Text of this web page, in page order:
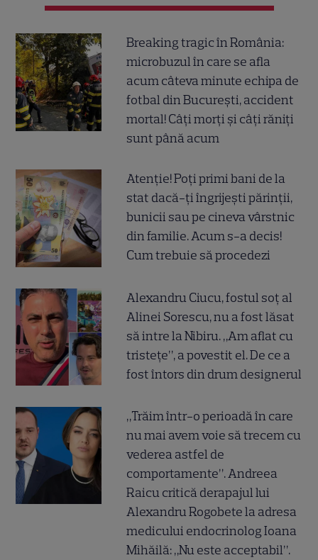
Breaking tragic în România:
microbuzul în care se afla
acum câteva minute echipa de
fotbal din București, accident
mortal! Câți morți și câți răniți
sunt până acum
Atenție! Poți primi bani de la
stat dacă-ți îngrijești părinții,
bunicii sau pe cineva vârstnic
din familie. Acum s-a decis!
Cum trebuie să procedezi
Alexandru Ciucu, fostul soț al
Alinei Sorescu, nu a fost lăsat
să intre la Nibiru. „Am aflat cu
tristețe”, a povestit el. De ce a
fost întors din drum designerul
„Trăim într-o perioadă în care
nu mai avem voie să trecem cu
vederea astfel de
comportamente”. Andreea
Raicu critică derapajul lui
Alexandru Rogobete la adresa
medicului endocrinolog Ioana
Mihăilă: „Nu este acceptabil”.